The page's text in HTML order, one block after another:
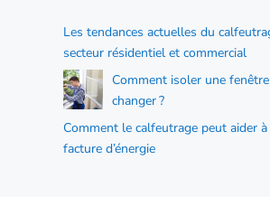
Les tendances actuelles du
secteur résidentiel et commercial
Comment isoler une
changer ?
Comment le calfeutrage peut aider
facture d’énergie